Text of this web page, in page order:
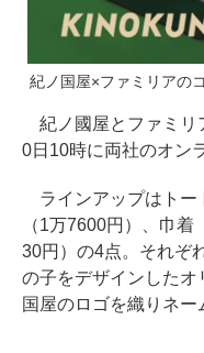
紀ノ国屋×ファミリアの
紀ノ國屋とファミリ
0日10時に両社のオン
ラインアップはトー
（1万7600円）、巾
30円）の4点。それぞ
の子をデザインしたオ
国屋のロゴを織りネー